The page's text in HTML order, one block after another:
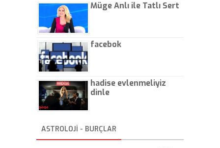
Müge Anlı ile Tatlı Sert
facebok
hadise evlenmeliyiz
dinle
ASTROLOJİ - BURÇLAR